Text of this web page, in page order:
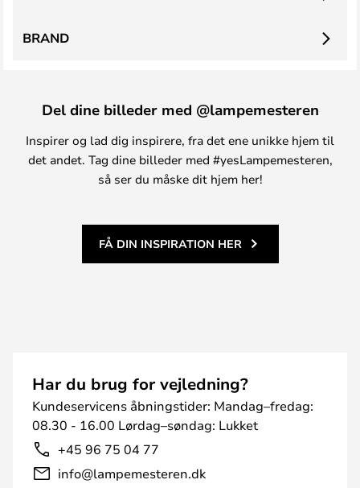
BRAND
Del dine billeder med @lampemesteren
Inspirer og lad dig inspirere, fra det ene unikke hjem til
det andet. Tag dine billeder med #yesLampemesteren,
så ser du måske dit hjem her!
FÅ DIN INSPIRATION HER
Har du brug for vejledning?
Kundeservicens åbningstider: Mandag–fredag:
08.30 - 16.00 Lørdag–søndag: Lukket
+45 96 75 04 77
info@lampemesteren.dk